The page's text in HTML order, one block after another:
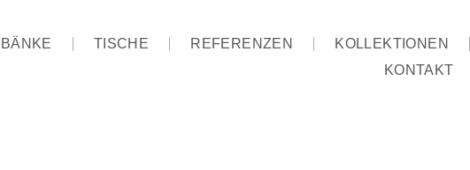
BÄNKE TISCHE REFERENZEN
KOLLEKTIONEN
KONTAKT